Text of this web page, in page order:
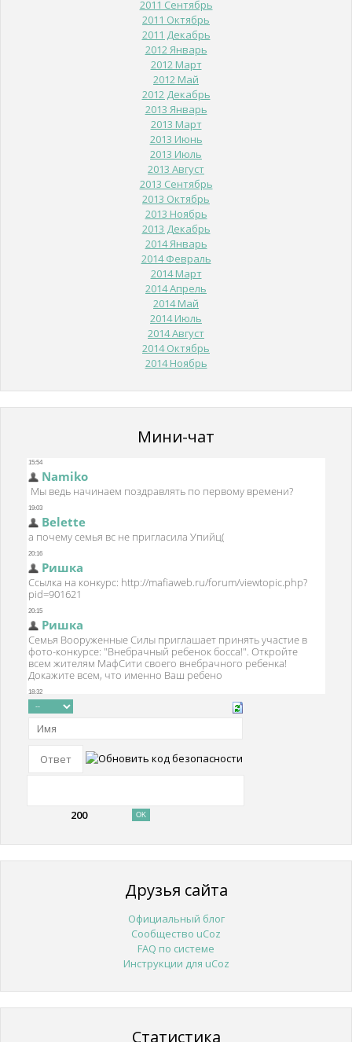
2011 Сентябрь
2011 Октябрь
2011 Декабрь
2012 Январь
2012 Март
2012 Май
2012 Декабрь
2013 Январь
2013 Март
2013 Июнь
2013 Июль
2013 Август
2013 Сентябрь
2013 Октябрь
2013 Ноябрь
2013 Декабрь
2014 Январь
2014 Февраль
2014 Март
2014 Апрель
2014 Май
2014 Июль
2014 Август
2014 Октябрь
2014 Ноябрь
Мини-чат
200
Друзья сайта
Официальный блог
Сообщество uCoz
FAQ по системе
Инструкции для uCoz
Статистика